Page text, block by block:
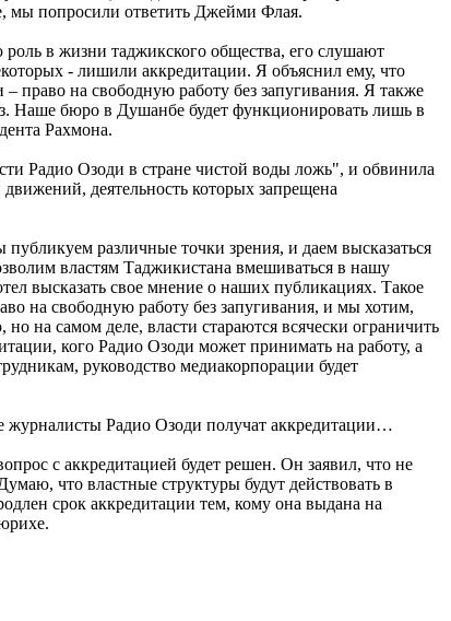
мы попросили ответить Джейми Флая.
в жизни таджикского общества, его слушают
- лишили аккредитации. Я объяснил ему, что
право на свободную работу без запугивания. Я также
Наше бюро в Душанбе будет функционировать лишь в
Рахмона.
Радио Озоди в стране чистой воды ложь", и обвинила
деятельность которых запрещена
различные точки зрения, и даем высказаться
властям Таджикистана вмешиваться в нашу
высказать свое мнение о наших публикациях. Такое
на свободную работу без запугивания, и мы хотим,
на самом деле, власти стараются всячески ограничить
кого Радио Озоди может принимать на работу, а
руководство медиакорпорации будет
журналисты Радио Озоди получат аккредитации…
с аккредитацией будет решен. Он заявил, что не
что властные структуры будут действовать в
срок аккредитации тем, кому она выдана на